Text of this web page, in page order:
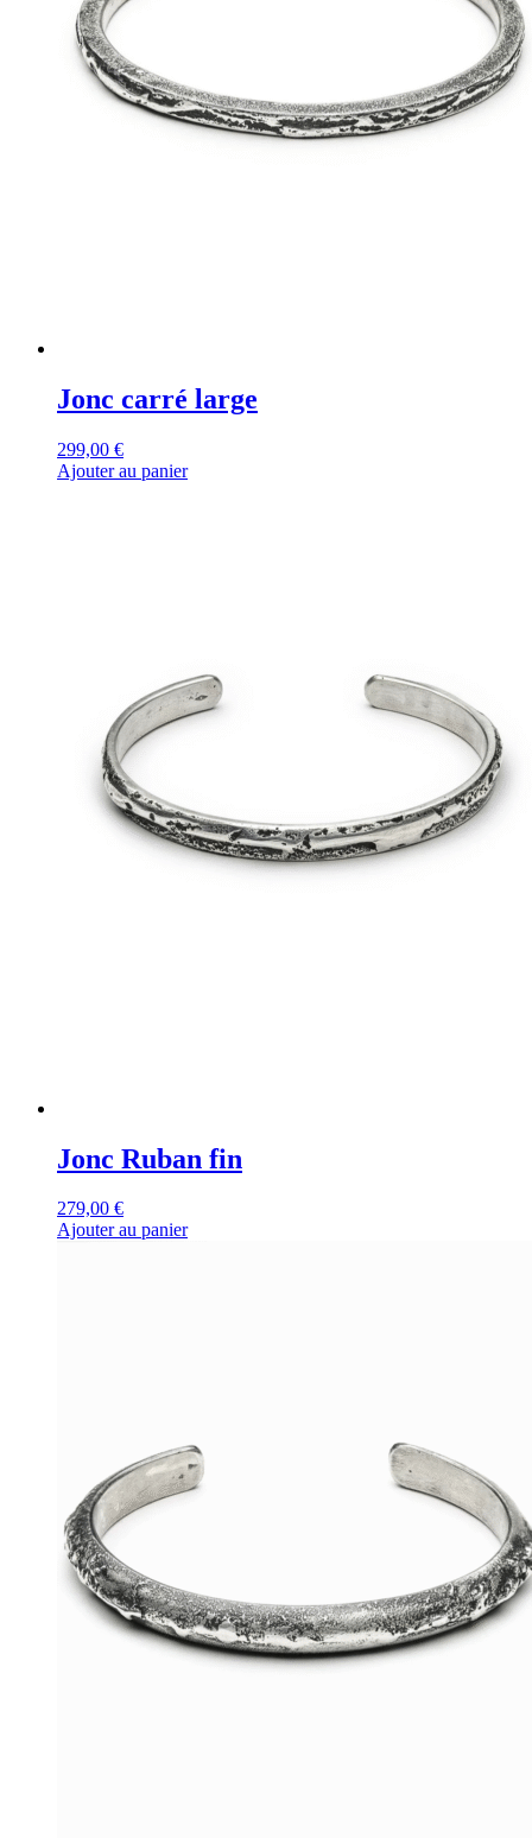
Jonc carré large
299,00 €
Ajouter au panier
Jonc Ruban fin
279,00 €
Ajouter au panier